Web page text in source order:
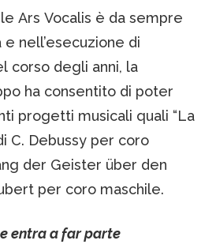
Ars Vocalis è da sempre
nell’esecuzione di
corso degli anni, la
ha consentito di poter
progetti musicali quali “La
C. Debussy per coro
der Geister über den
per coro maschile.
entra a far parte